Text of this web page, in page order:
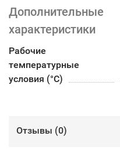
Дополнительные
характеристики
Рабочие
температурные
условия (°С)
Отзывы (0)